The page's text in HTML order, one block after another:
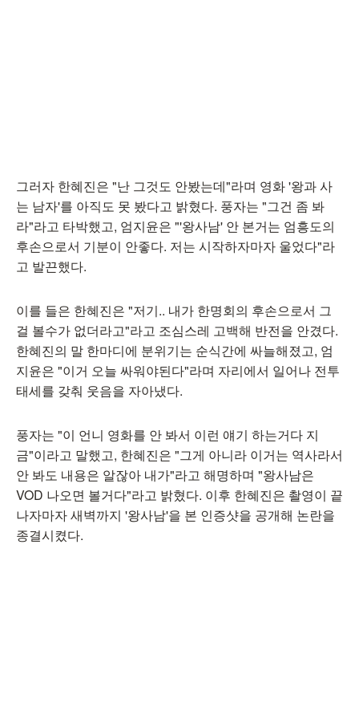
그러자 한혜진은 "난 그것도 안봤는데"라며 영화 '왕과 사
는 남자'를 아직도 못 봤다고 밝혔다. 풍자는 "그건 좀 봐
라"라고 타박했고, 엄지윤은 "'왕사남' 안 본거는 엄흥도의
후손으로서 기분이 안좋다. 저는 시작하자마자 울었다"라
고 발끈했다.
이를 들은 한혜진은 "저기.. 내가 한명회의 후손으로서 그
걸 볼수가 없더라고"라고 조심스레 고백해 반전을 안겼다.
한혜진의 말 한마디에 분위기는 순식간에 싸늘해졌고, 엄
지윤은 "이거 오늘 싸워야된다"라며 자리에서 일어나 전투
태세를 갖춰 웃음을 자아냈다.
풍자는 "이 언니 영화를 안 봐서 이런 얘기 하는거다 지
금"이라고 말했고, 한혜진은 "그게 아니라 이거는 역사라서
안 봐도 내용은 알잖아 내가"라고 해명하며 "왕사남은
VOD 나오면 볼거다"라고 밝혔다. 이후 한혜진은 촬영이 끝
나자마자 새벽까지 '왕사남'을 본 인증샷을 공개해 논란을
종결시켰다.